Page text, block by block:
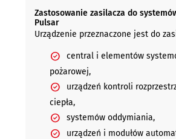
Zastosowanie zasilacza do
Pulsar
Urządzenie przeznaczone jest do
central i elementów
pożarowej,
urządzeń kontroli
ciepła,
systemów oddymiania,
urządzeń i modułów